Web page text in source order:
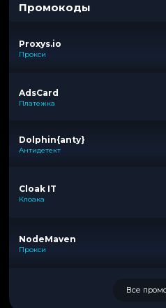
Промокоды
Proxys.io
Прокси
AdsCard
Платежка
Dolphin{anty}
Антидетект
Cloak IT
Клоака
NodeMaven
Прокси
Все